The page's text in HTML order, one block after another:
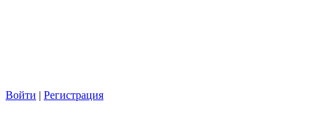
Войти | Регистрация